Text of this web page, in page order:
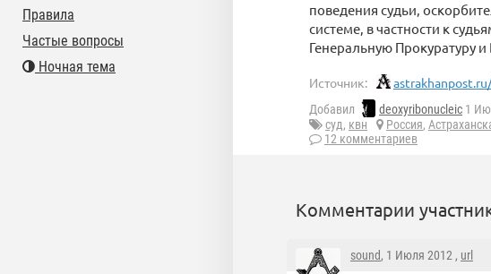
поведения судьи,
системе, в частности к
Генеральную Прокуратуру
Источник:
Добавил deoxyribonucleic 1
суд, квн Россия,
12 комментариев
Комментарии
sound, 1 Июля 2012 , url
Правила
Частые вопросы
Ночная тема